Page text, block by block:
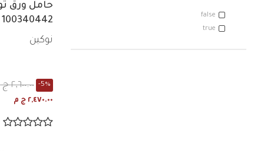
false
true
حامل ورق
100340442
نوكين
٢,٦٠٠.٠٠ ج م -5%
٢,٤٧٠.٠٠ ج م